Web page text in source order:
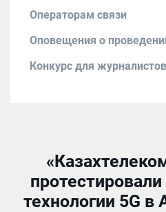
Операторам связи
Оповещения о
Конкурс для журналистов
технологии 5G